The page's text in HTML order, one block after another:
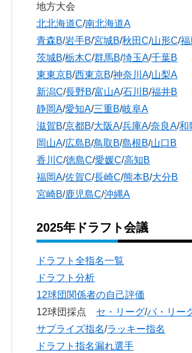
地方大会
北北海道C/南北海道A
青森B/岩手B/宮城B/秋田C/山形C/福
茨城B/栃木C/群馬B/埼玉A/千葉B
東東京B/西東京B/神奈川A/山梨A
新潟C/長野B/富山A/石川B/福井B
静岡A/愛知A/三重B/岐阜A
滋賀B/京都B/大阪A/兵庫A/奈良A/和
岡山A/広島B/鳥取B/島根B/山口B
香川C/徳島C/愛媛C/高知B
福岡A/佐賀C/長崎C/熊本B/大分B
宮崎B/鹿児島C/沖縄A
2025年ドラフト会議
ドラフト全指名一覧
ドラフト分析
12球団関係者の自己評価
12球団採点 セ・リーグ/パ・リー
サプライズ指名/ラッキー指名
ドラフト指名漏れ選手